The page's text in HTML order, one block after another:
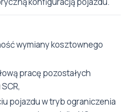
wymiany kosztownego
pracę pozostałych
pojazdu w tryb ograniczenia